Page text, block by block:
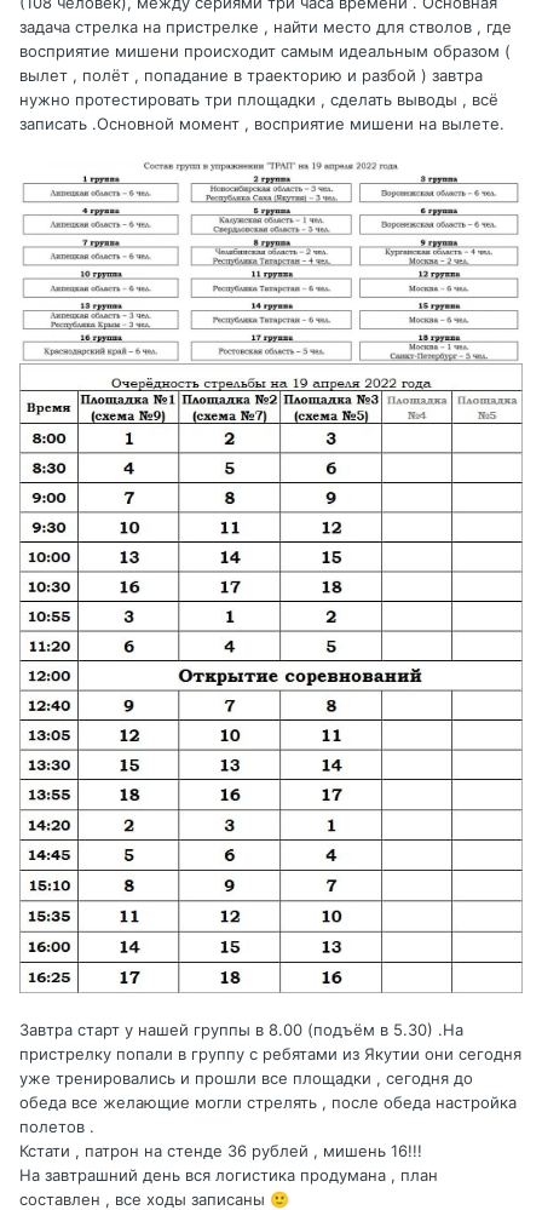
задача стрелка на пристрелке , найти место для стволов , где
восприятие мишени происходит самым идеальным образом (
вылет , полёт , попадание в траекторию и разбой ) завтра
нужно протестировать три площадки , сделать выводы , всё
записать .Основной момент , восприятие мишени на вылете.
Завтра старт у нашей группы в 8.00 (подъём в 5.30) .На
пристрелку попали в группу с ребятами из Якутии они сегодня
уже тренировались и прошли все площадки , сегодня до
обеда все желающие могли стрелять , после обеда настройка
полетов .
Кстати , патрон на стенде 36 рублей , мишень 16!!!
На завтрашний день вся логистика продумана , план
составлен , все ходы записаны 🙂